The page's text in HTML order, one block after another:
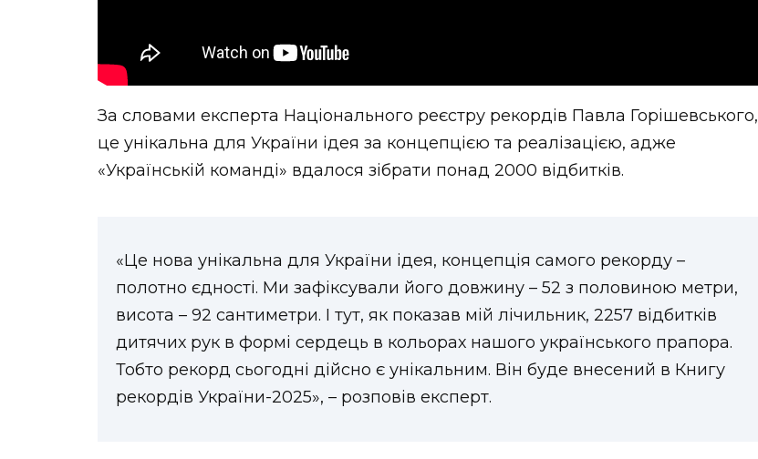
За словами експерта Національного реєстру рекордів Павла Горішевського,
це унікальна для України ідея за концепцією та реалізацією, адже
«Українській команді» вдалося зібрати понад 2000 відбитків.
«Це нова унікальна для України ідея, концепція самого рекорду –
полотно єдності. Ми зафіксували його довжину – 52 з половиною метри,
висота – 92 сантиметри. І тут, як показав мій лічильник, 2257 відбитків
дитячих рук в формі сердець в кольорах нашого українського прапора.
Тобто рекорд сьогодні дійсно є унікальним. Він буде внесений в Книгу
рекордів України-2025», – розповів експерт.